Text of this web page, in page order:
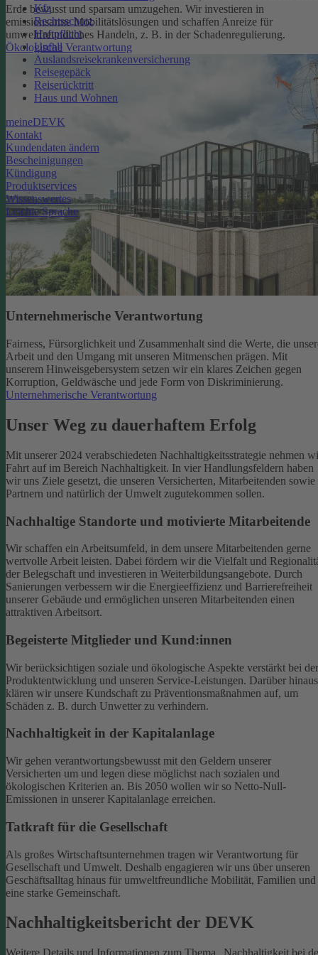
Kfz
Rechtsschutz
Haftpflicht
Unfall
Auslandsreisekrankenversicherung
Reisegepäck
Reiserücktritt
Haus und Wohnen
meineDEVK
Kontakt
Kundendaten ändern
Bescheinigungen
Kündigung
Produktservices
Wissenswertes
Leichte Sprache
Erde bewusst und sparsam umzugehen. Wir investieren in
emissionsarme Mobilitätslösungen und schaffen Anreize für
umweltfreundliches Handeln, z. B. in der Schadenregulierung.
Ökologische Verantwortung
Unternehmerische Verantwortung
Fairness, Fürsorglichkeit und Zusammenhalt sind die Werte, die
Arbeit und den Umgang mit unseren Mitmenschen prägen. Mit
unserem Hinweisgebersystem setzen wir ein klares Zeichen gegen
Korruption, Geldwäsche und jede Form von Diskriminierung.
Unternehmerische Verantwortung
Unser Weg zu dauerhaftem Erfolg
Mit unserer 2024 verabschiedeten Nachhaltigkeitsstrategie nehmen
Fahrt auf im Bereich Nachhaltigkeit. In vier Handlungsfeldern haben
wir uns Ziele gesetzt, die unseren Versicherten, Mitarbeitenden sowie
Partnern und natürlich der Umwelt zugutekommen sollen.
Nachhaltige Standorte und motivierte Mitarbeitende
Wir schaffen ein Arbeitsumfeld, in dem unsere Mitarbeitenden gerne
wertvolle Arbeit leisten. Dabei fördern wir die Vielfalt und
der Belegschaft und investieren in Weiterbildungsangebote. Durch
Sanierungen verbessern wir die Energieeffizienz und Barrierefreiheit
unserer Gebäude und ermöglichen unseren Mitarbeitenden einen
attraktiven Arbeitsort.
Begeisterte Mitglieder und Kund:innen
Wir berücksichtigen soziale und ökologische Aspekte verstärkt bei der
Produktentwicklung und unseren Service-Leistungen. Darüber hinaus
klären wir unsere Kundschaft zu Präventionsmaßnahmen auf, um
Schäden z. B. durch Unwetter zu verhindern.
Nachhaltigkeit in der Kapitalanlage
Wir gehen verantwortungsbewusst mit den Geldern unserer
Versicherten um und legen diese möglichst nach sozialen und
ökologischen Kriterien an. Bis 2050 wollen wir so Netto-Null-
Emissionen in unserer Kapitalanlage erreichen.
Tatkraft für die Gesellschaft
Als großes Wirtschaftsunternehmen tragen wir Verantwortung für
Gesellschaft und Umwelt. Deshalb engagieren wir uns über unseren
Geschäftsalltag hinaus für umweltfreundliche Mobilität, Familien und
eine starke Gemeinschaft.
Nachhaltigkeitsbericht der DEVK